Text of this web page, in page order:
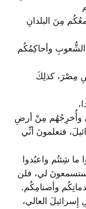
مِنَ البلدانِ
الشُّعوبِ‌ وأحاكِمُكُم
مِصْرَ، كذلِكَ
وأُخرِجُهُم مِنْ أرضِ
فتعلمونَ أنِّي
ما شِئتُم وا‏عبُدوا
ستسمعونَ لي، فلن
وأصنامِكُم.
العالي،